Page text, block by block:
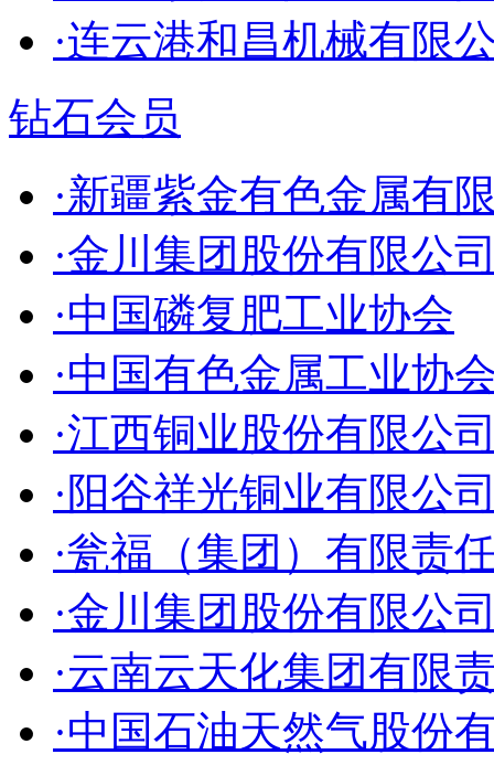
·连云港和昌机械有限
钻石会员
·新疆紫金有色金属有
·金川集团股份有限公
·中国磷复肥工业协会
·中国有色金属工业协
·江西铜业股份有限公
·阳谷祥光铜业有限公
·瓮福（集团）有限责
·金川集团股份有限公
·云南云天化集团有限
·中国石油天然气股份